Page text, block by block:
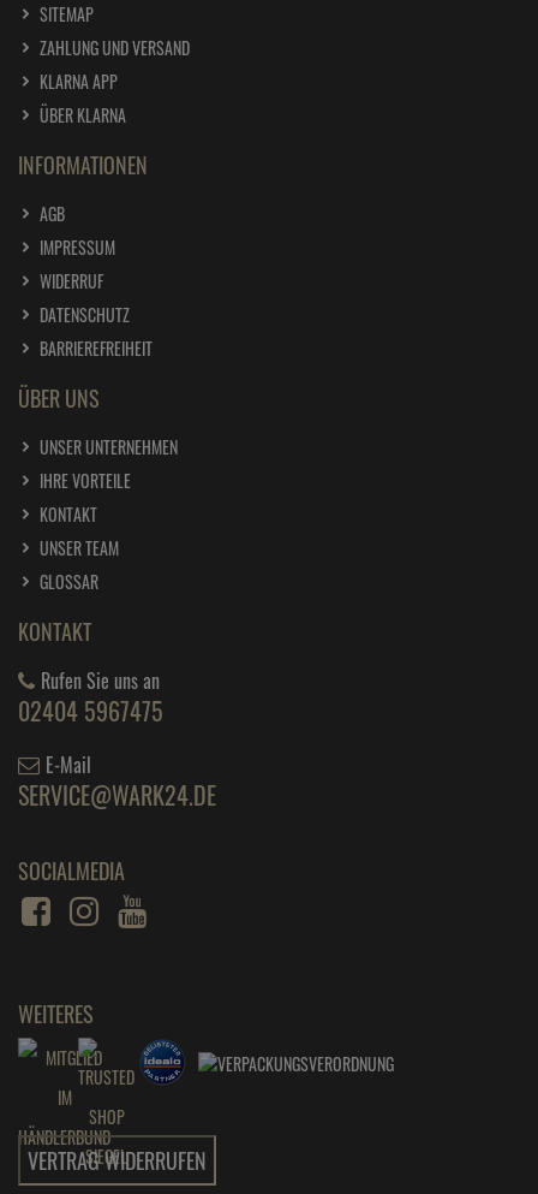
SITEMAP
ZAHLUNG UND VERSAND
KLARNA APP
ÜBER KLARNA
INFORMATIONEN
AGB
IMPRESSUM
WIDERRUF
DATENSCHUTZ
BARRIEREFREIHEIT
ÜBER UNS
UNSER UNTERNEHMEN
IHRE VORTEILE
KONTAKT
UNSER TEAM
GLOSSAR
KONTAKT
Rufen Sie uns an
02404 5967475
E-Mail
SERVICE@WARK24.DE
SOCIALMEDIA
WEITERES
VERTRAG WIDERRUFEN